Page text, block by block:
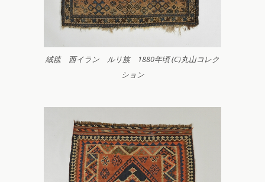
絨毯 西イラン ルリ族 1880年頃 (C)丸山コレク
ション